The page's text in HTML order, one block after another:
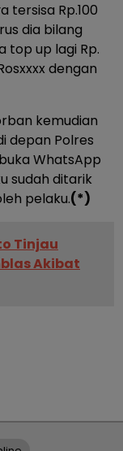
tersisa Rp.100
dia bilang
top up lagi Rp.
dengan
kemudian
depan Polres
WhatsApp
sudah ditarik
pelaku.(*)
Tinjau
Akibat